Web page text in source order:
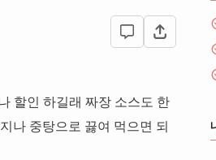
할인 하길래 짜장 소스도 한
나 중탕으로 끓여 먹으면 되